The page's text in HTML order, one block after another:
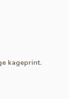
kageprint.